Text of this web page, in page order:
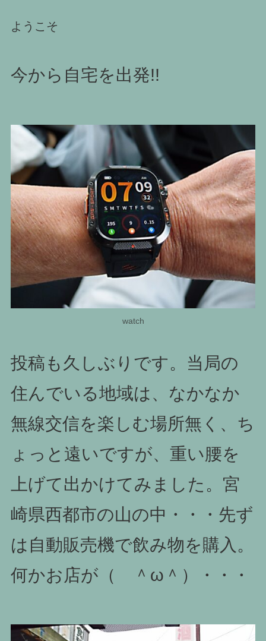
ようこそ
今から自宅を出発!!
watch
投稿も久しぶりです。当局の
住んでいる地域は、なかなか
無線交信を楽しむ場所無く、ち
ょっと遠いですが、重い腰を
上げて出かけてみました。宮
崎県西都市の山の中・・・先ず
は自動販売機で飲み物を購入。
何かお店が（ ＾ω＾）・・・